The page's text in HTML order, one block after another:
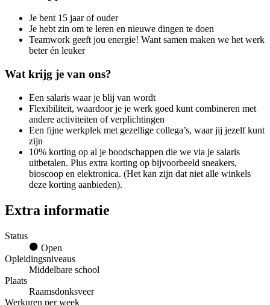
Je bent 15 jaar of ouder
Je hebt zin om te leren en nieuwe dingen te doen
Teamwork geeft jou energie! Want samen maken we het werk
beter én leuker
Wat krijg je van ons?
Een salaris waar je blij van wordt
Flexibiliteit, waardoor je je werk goed kunt combineren met
andere activiteiten of verplichtingen
Een fijne werkplek met gezellige collega’s, waar jij jezelf kunt
zijn
10% korting op al je boodschappen die we via je salaris
uitbetalen. Plus extra korting op bijvoorbeeld sneakers,
bioscoop en elektronica. (Het kan zijn dat niet alle winkels
deze korting aanbieden).
Extra informatie
Status
Open
Opleidingsniveaus
Middelbare school
Plaats
Raamsdonksveer
Werkuren per week